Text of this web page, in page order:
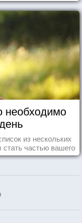
необходимо
из нескольких
частью вашего